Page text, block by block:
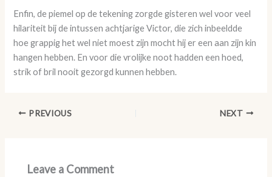
Enfin, de piemel op de tekening zorgde gisteren wel voor veel
hilariteit bij de intussen achtjarige Victor, die zich inbeeldde
hoe grappig het wel niet moest zijn mocht hij er een aan zijn kin
hangen hebben. En voor die vrolijke noot hadden een hoed,
strik of bril nooit gezorgd kunnen hebben.
PREVIOUS NEXT
Leave a Comment